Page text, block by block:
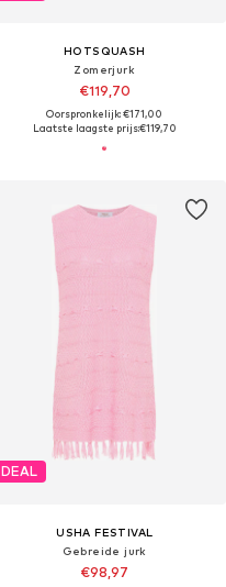
HOTSQUASH
Zomerjurk
€119,70
Oorspronkelijk: €171,00
Laatste laagste prijs:€119,70
DEAL
USHA FESTIVAL
Gebreide jurk
€98,97